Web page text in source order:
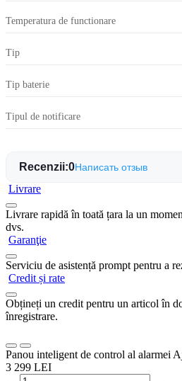
Temperatura de functionare
Tip
Tip baterie
Tipul de notificare
Recenzii:0Написать отзыв
Livrare
Livrare rapidă în toată țara la un
dvs.
Garanţie
Serviciu de asistență prompt pentru a
Credit și rate
Obțineți un credit pentru un articol în
înregistrare.
Panou inteligent de control al alarmei
3 299 LEI